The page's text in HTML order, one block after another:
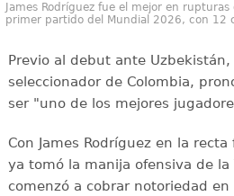
James Rodríguez fue el mejor en
primer partido del Mundial 2026, con 12
Previo al debut ante Uzbekistán,
seleccionador de Colombia,
ser "uno de los mejores
Con James Rodríguez en la
ya tomó la manija ofensiva de la
comenzó a cobrar notoriedad